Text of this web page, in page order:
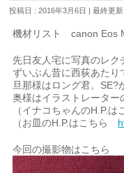
投稿日 : 2016年3月6日 最終更
機材リスト canon Eos
先日友人宅に写真のレク
ずいぶん昔に西荻あたり
旦那様はロング君。SE?
奥様はイラストレーター
（イナコちゃんのH.P.
（お皿のH.P.はこちら
今回の撮影物はこちら